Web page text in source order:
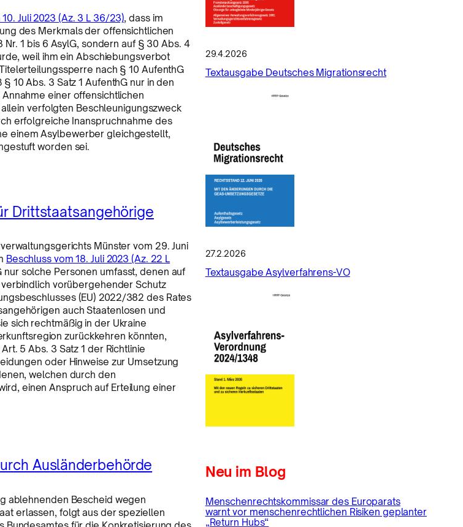
Juli 2023 (Az. 3 L 36/23), dass im
des Merkmals der offensichtlichen
1 bis 6 AsylG, sondern auf § 30 Abs. 4
weil ihm ein Abschiebungsverbot
nach § 10 AufenthG
10 Abs. 3 Satz 1 AufenthG nur in den
einer offensichtlichen
verfolgten Beschleunigungszweck
erfolgreiche Inanspruchnahme des
einem Asylbewerber gleichgestellt,
worden sei.
Drittstaatsangehörige
Münster vom 29. Juni
Beschluss vom 18. Juli 2023 (Az. 22 L
solche Personen umfasst, denen auf
vorübergehender Schutz
(EU) 2022/382 des Rates
auch Staatenlosen und
sich rechtmäßig in der Ukraine
zurückkehren könnten,
5 Abs. 3 Satz 1 der Richtlinie
oder Hinweise zur Umsetzung
welchen durch den
einen Anspruch auf Erteilung einer
Ausländerbehörde
ablehnenden Bescheid wegen
erlassen, folgt aus der speziellen
29.4.2026
Textausgabe Deutsches Migrationsrecht
27.2.2026
Textausgabe Asylverfahrens-VO
Neu im Blog
Menschenrechtskommissar des Europarats
warnt vor menschenrechtlichen Risiken geplanter
„Return Hubs“